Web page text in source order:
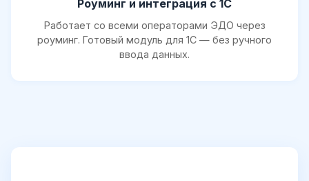
Роуминг и интеграция с 1С
Работает со всеми операторами ЭДО через
роуминг. Готовый модуль для 1С — без ручного
ввода данных.